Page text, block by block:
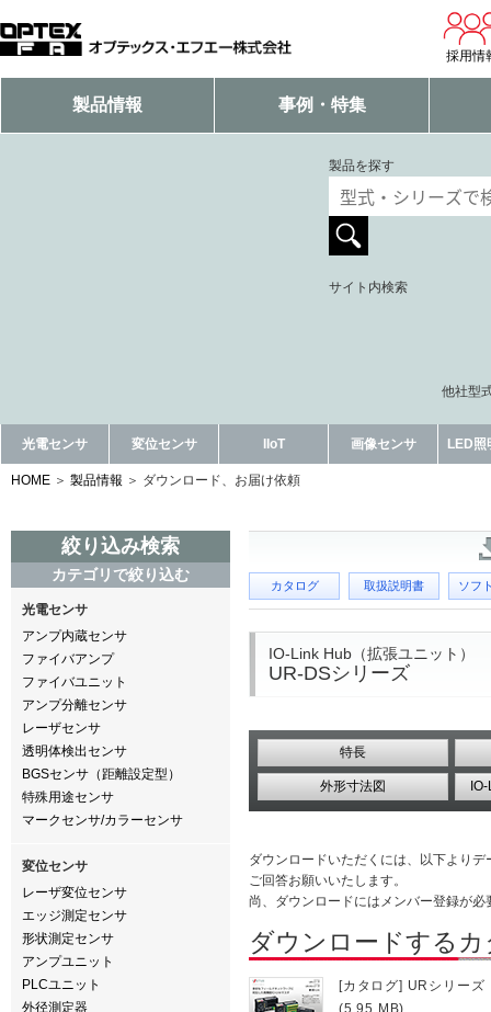
採用情
製品情報 事例・特集
製品を探す
サイト内検索
他社型
光電センサ 変位センサ IIoT 画像センサ LED照
HOME 製品情報 ダウンロード、お届け依頼
絞り込み検索
カテゴリで絞り込む
光電センサ
アンプ内蔵センサ
ファイバアンプ
ファイバユニット
アンプ分離センサ
レーザセンサ
透明体検出センサ
BGSセンサ（距離設定型）
特殊用途センサ
マークセンサ/カラーセンサ
変位センサ
レーザ変位センサ
エッジ測定センサ
形状測定センサ
アンプユニット
PLCユニット
外径測定器
カタログ 取扱説明書 ソフ
IO-Link Hub（拡張ユニット）
UR-DSシリーズ
特長
外形寸法図
ダウンロードいただくには、以下より
ご回答お願いいたします。
尚、ダウンロードにはメンバー登録が必
ダウンロードする
[カタログ] URシリーズ
(5.95 MB)